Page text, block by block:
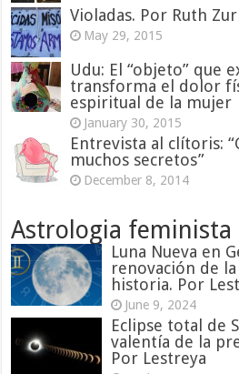
Violadas. Por Ruth
May 29, 2015
Udu: El “objeto” que
transforma el dolor
espiritual de la mujer
January 30, 2015
Entrevista al clítoris:
muchos secretos”
December 8, 2014
Astrologia feminista
Luna Nueva en
renovación de
historia. Por
June 9, 2024
Eclipse total de
valentía de la
Por Lestreya